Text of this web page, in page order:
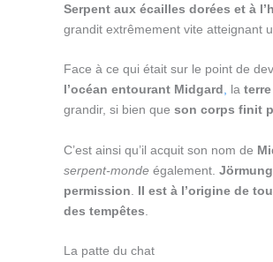
Serpent aux écailles dorées et à
grandit extrêmement vite atteignant
Face à ce qui était sur le point de
l’océan entourant Midgard
la
grandir, si bien que son corps finit
C’est ainsi qu’il acquit son nom de
serpent-monde également.
permission
Il est à l’origine de
des tempêtes
La patte du chat